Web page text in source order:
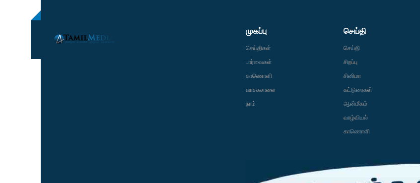
முகப்பு
செய்திகள்
பார்வைகள்
காணொளி
வாசகசாலை
நாம்
செய்தி
செய்தி
சிறப்பு
சினிமா
கட்டுரைகள்
ஆன்மீகம்
வாழ்வியல்
காணொளி